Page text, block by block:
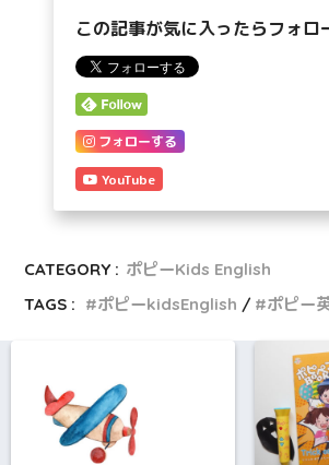
この記事が気に入ったらフォロ
フォローする
YouTube
CATEGORY : ポピーKids English
TAGS :
ポピーkidsEnglish ポピー